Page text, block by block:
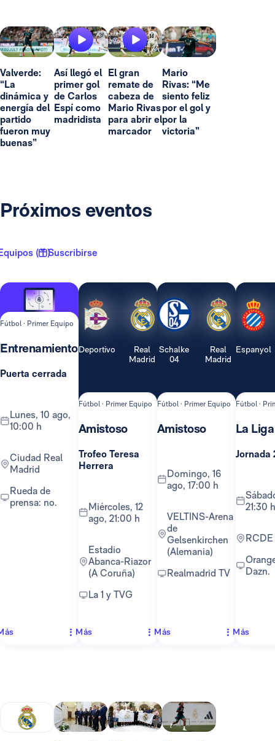
Valverde:
“La
dinámica y
energía del
partido
fueron muy
buenas”
Así llegó el
primer gol
de Carlos
Espí como
madridista
El gran
remate de
cabeza de
Mario Rivas
para abrir el
marcador
Mario
Rivas: “Me
siento feliz
por el gol y
por la
victoria”
Próximos eventos
( 1 )Suscribirse
Fútbol · Primer Equipo
Entrenamiento
Puerta cerrada
lunes, 10 ago,
10:00 h
Ciudad Real
Madrid
Rueda de
prensa: no.
Deportivo
Real
Madrid
Fútbol · Primer Equipo
Amistoso
Trofeo Teresa
Herrera
miércoles, 12
ago, 21:00 h
Estadio
Abanca-Riazor
(A Coruña)
La 1 y TVG
Más
Schalke
04
Real
Madrid
Fútbol · Primer Equipo
Amistoso
domingo, 16
ago, 17:00 h
VELTINS-Arena
de
Gelsenkirchen
(Alemania)
Realmadrid TV
Más
Espanyol
Fútbol ·
La Liga
Jornada
sábado, 22 ago,
21:30 h
Orange TV y
Dazn.
Más